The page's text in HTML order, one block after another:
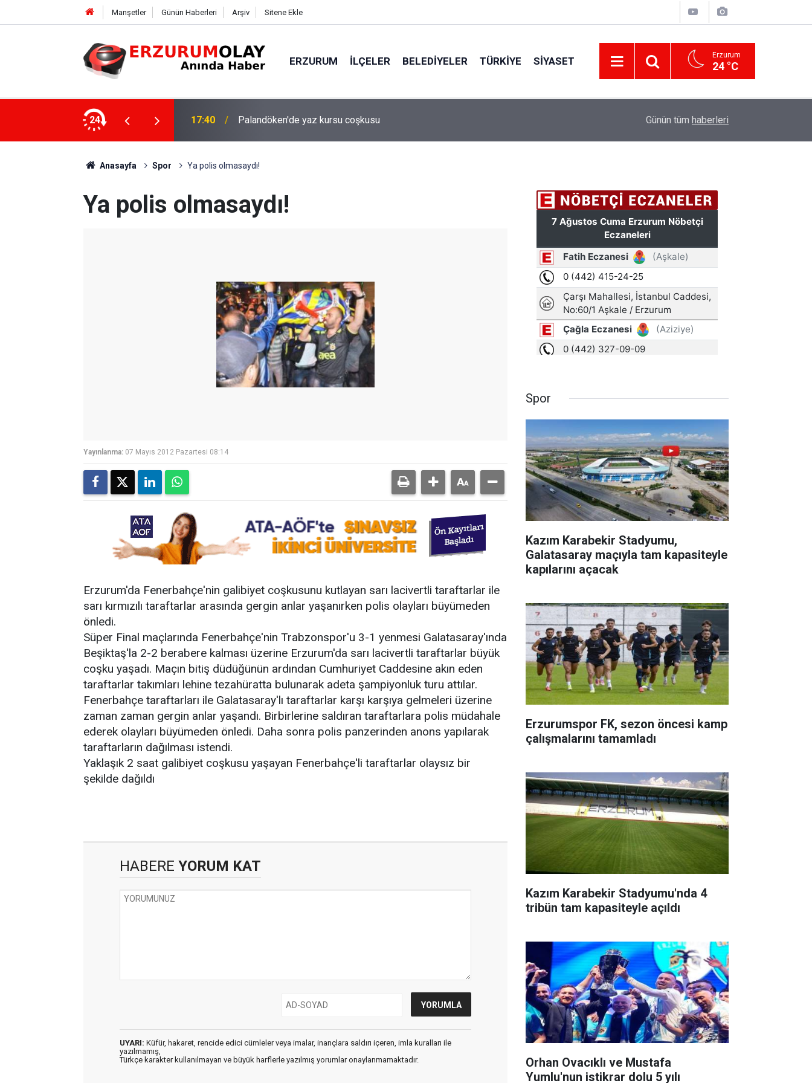
Manşetler Günün Haberleri Arşiv Sitene Ekle
ERZURUM İLÇELER BELEDIYELER TÜRKIYE SIYASET Erzurum
24 °C
24 17:37 TÜBİTAK desteği aldı Erzurum’da gıda ve yem işletmelerine sıkı
Günün tüm haberleri
Anasayfa Spor Ya polis olmasaydı!
Ya polis olmasaydı!
Yayınlanma: 07 Mayıs 2012 Pazartesi 08:14
Erzurum'da Fenerbahçe'nin galibiyet coşkusunu kutlayan sarı lacivertli taraftarlar ile
sarı kırmızılı taraftarlar arasında gergin anlar yaşanırken polis olayları büyümeden
önledi.
Süper Final maçlarında Fenerbahçe'nin Trabzonspor'u 3-1 yenmesi Galatasaray'ında
Beşiktaş'la 2-2 berabere kalması üzerine Erzurum'da sarı lacivertli taraftarlar büyük
coşku yaşadı. Maçın bitiş düdüğünün ardından Cumhuriyet Caddesine akın eden
taraftarlar takımları lehine tezahüratta bulunarak adeta şampiyonluk turu attılar.
Fenerbahçe taraftarları ile Galatasaray'lı taraftarlar karşı karşıya gelmeleri üzerine
zaman zaman gergin anlar yaşandı. Birbirlerine saldıran taraftarlara polis müdahale
ederek olayları büyümeden önledi. Daha sonra polis panzerinden anons yapılarak
taraftarların dağılması istendi.
Yaklaşık 2 saat galibiyet coşkusu yaşayan Fenerbahçe'li taraftarlar olaysız bir
şekilde dağıldı
HABERE YORUM KAT
UYARI: Küfür, hakaret, rencide edici cümleler veya imalar, inançlara saldırı içeren, imla kuralları ile
yazılmamış,
Türkçe karakter kullanılmayan ve büyük harflerle yazılmış yorumlar onaylanmamaktadır.
Spor
Kazım Karabekir Stadyumu,
Galatasaray maçıyla tam kapasiteyle
kapılarını açacak
Erzurumspor FK, sezon öncesi kamp
çalışmalarını tamamladı
Kazım Karabekir Stadyumu'nda 4
tribün tam kapasiteyle açıldı
Orhan Ovacıklı ve Mustafa
Yumlu'nun istikrar dolu 5 yılı